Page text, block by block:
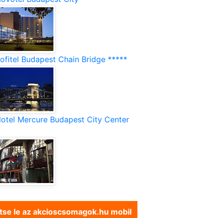
Budapest Chain Bridge *****
Mercure Budapest City Center
le az akcioscsomagok.hu mobil